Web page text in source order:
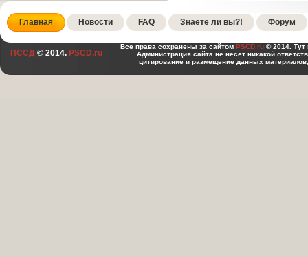
Главная Новости FAQ Знаете ли вы?! Форум
ПССД © 2014. PSCD.ru
Все права сохранены за сайтом PSCD.ru © 2014. Тут
Администрация сайта не несёт никакой
цитирование и размещение данных